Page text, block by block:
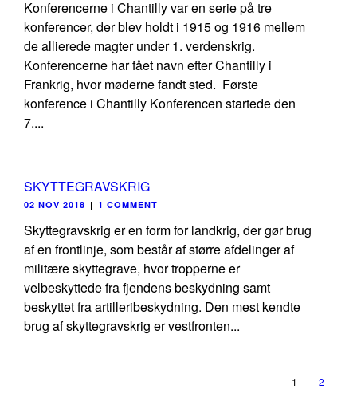
Konferencerne i Chantilly var en serie på tre
konferencer, der blev holdt i 1915 og 1916 mellem
de allierede magter under 1. verdenskrig.
Konferencerne har fået navn efter Chantilly i
Frankrig, hvor møderne fandt sted. Første
konference i Chantilly Konferencen startede den
7....
SKYTTEGRAVSKRIG
02 NOV 2018 | 1 COMMENT
Skyttegravskrig er en form for landkrig, der gør brug
af en frontlinje, som består af større afdelinger af
militære skyttegrave, hvor tropperne er
velbeskyttede fra fjendens beskydning samt
beskyttet fra artilleribeskydning. Den mest kendte
brug af skyttegravskrig er vestfronten...
1 2